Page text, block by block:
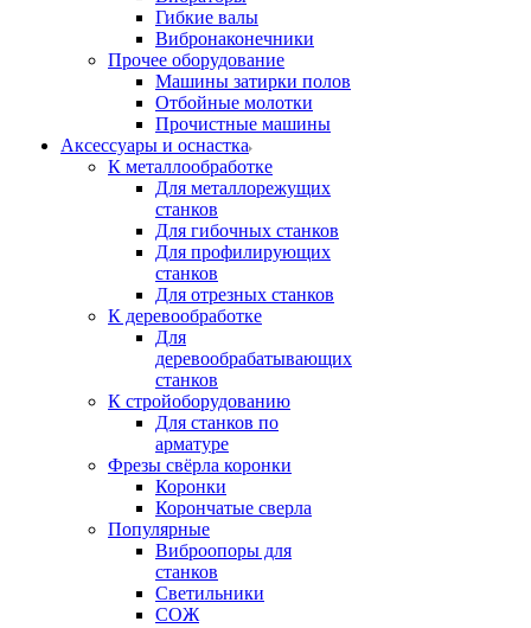
Гибкие валы
Вибронаконечники
Прочее оборудование
Машины затирки полов
Отбойные молотки
Прочистные машины
Аксeccyapы и оснастка
К металлообработке
Для металлорежущих
станков
Для гибочных станков
Для профилирующих
станков
Для отрезных станков
К деревообработке
Для
деревообрабатывающих
станков
К стройоборудованию
Для станков по
арматуре
Фрезы свёрла коронки
Коронки
Корончатые сверла
Популярные
Виброопоры для
станков
Светильники
СОЖ